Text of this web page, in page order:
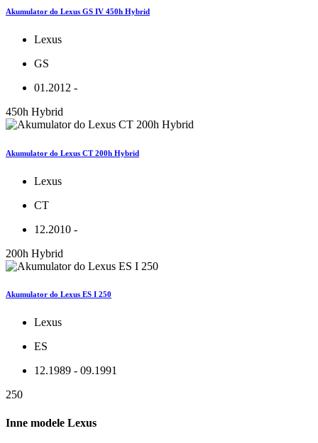
Akumulator do Lexus GS IV 450h Hybrid
Lexus
GS
01.2012 -
450h Hybrid
Akumulator do Lexus CT 200h Hybrid
Lexus
CT
12.2010 -
200h Hybrid
Akumulator do Lexus ES I 250
Lexus
ES
12.1989 - 09.1991
250
Inne modele Lexus